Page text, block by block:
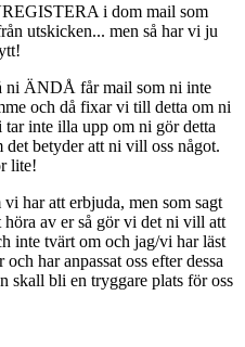
i dom mail som
utskicken... men så har vi ju
ni ÄNDÅ får mail som ni inte
och då fixar vi till detta om ni
tar inte illa upp om ni gör detta
betyder att ni vill oss något.
lite!
har att erbjuda, men som sagt
höra av er så gör vi det ni vill att
inte tvärt om och jag/vi har läst
har anpassat oss efter dessa
skall bli en tryggare plats för oss